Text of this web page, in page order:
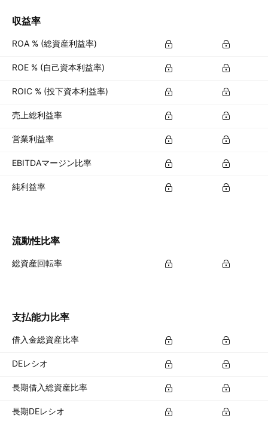
収益率
ROA % (総資産利益率)
ROE % (自己資本利益率)
ROIC % (投下資本利益率)
売上総利益率
営業利益率
EBITDAマージン比率
純利益率
流動性比率
総資産回転率
支払能力比率
借入金総資産比率
DEレシオ
長期借入総資産比率
長期DEレシオ